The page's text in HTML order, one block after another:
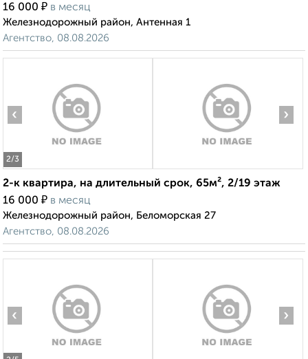
16 000 ₽ в месяц
Железнодорожный район, Антенная 1
Агентство, 08.08.2026
2/3
‹ ›
2-к квартира, на длительный срок, 65м², 2/19 этаж
16 000 ₽ в месяц
Железнодорожный район, Беломорская 27
Агентство, 08.08.2026
‹ ›